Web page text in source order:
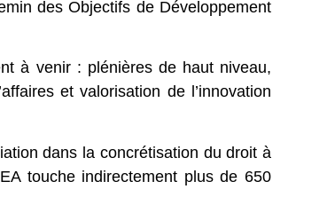
des Objectifs de Développement
à venir : plénières de haut niveau,
et valorisation de l’innovation
dans la concrétisation du droit à
touche indirectement plus de 650